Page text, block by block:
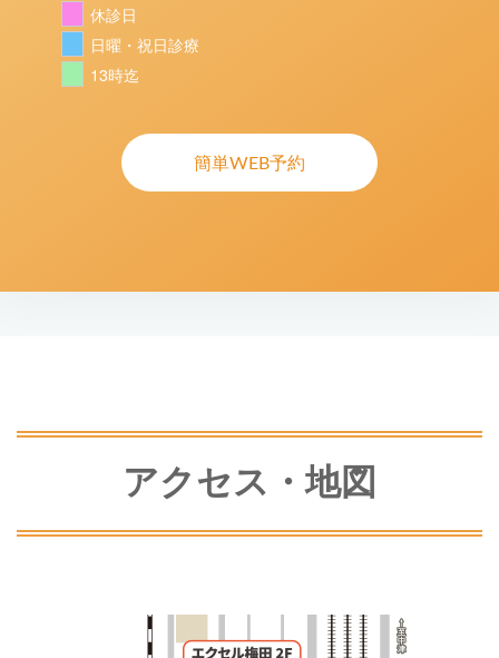
休診日
日曜・祝日診療
13時迄
簡単WEB予約
アクセス・地図